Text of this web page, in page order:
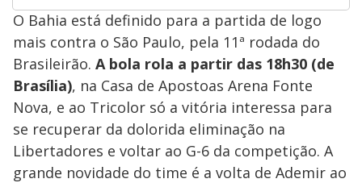
O Bahia está definido para a partida de logo
mais contra o São Paulo, pela 11ª rodada do
Brasileirão. A bola rola a partir das 18h30 (de
Brasília), na Casa de Apostoas Arena Fonte
Nova, e ao Tricolor só a vitória interessa para
se recuperar da dolorida eliminação na
Libertadores e voltar ao G-6 da competição. A
grande novidade do time é a volta de Ademir ao